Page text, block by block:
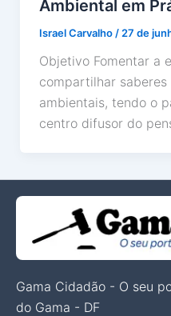
Ambiental em
Israel Carvalho/27 de
Objetivo Fomentar a
compartilhar
ambientais, tendo o
centro difusor do
Gama Cidadão - O seu
do Gama - DF